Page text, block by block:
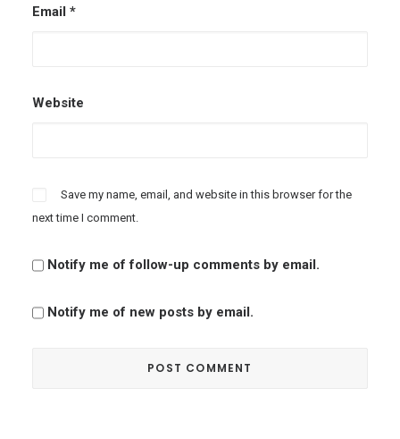
Email *
Website
Save my name, email, and website in this browser for the
next time I comment.
Notify me of follow-up comments by email.
Notify me of new posts by email.